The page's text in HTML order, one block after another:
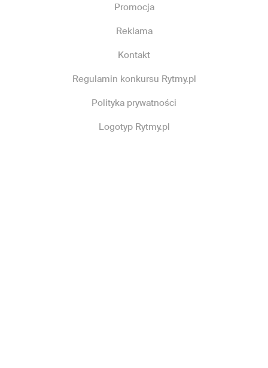
Promocja
Reklama
Kontakt
Regulamin konkursu Rytmy.pl
Polityka prywatności
Logotyp Rytmy.pl